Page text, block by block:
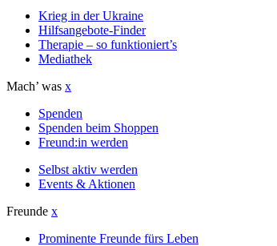
Krieg in der Ukraine
Hilfsangebote-Finder
Therapie – so funktioniert’s
Mediathek
Mach’ was x
Spenden
Spenden beim Shoppen
Freund:in werden
Selbst aktiv werden
Events & Aktionen
Freunde x
Prominente Freunde fürs Leben